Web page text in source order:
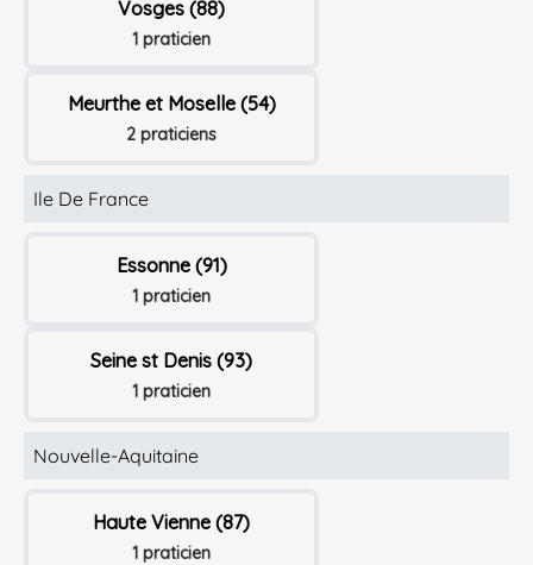
Vosges (88)
1 praticien
Meurthe et Moselle (54)
2 praticiens
Ile De France
Essonne (91)
1 praticien
Seine st Denis (93)
1 praticien
Nouvelle-Aquitaine
Haute Vienne (87)
1 praticien